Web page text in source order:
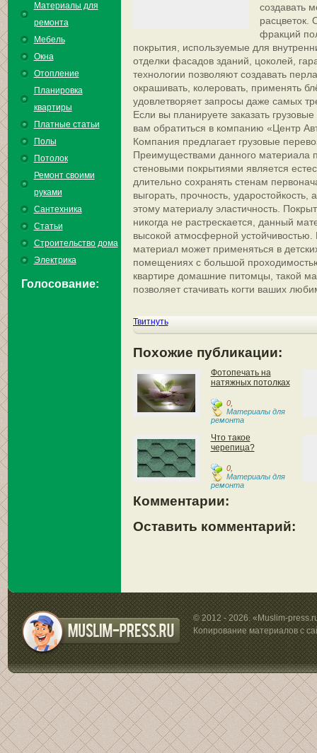
Материалы для
ремонта
Мебель
Окна
Отопление
Планировка
квартиры
Платные статьи
Полы
Потолок
Ремонт своими
руками
Сантехника
Статьи
Строительство дома
Электрика
Голосование:
создавать
расцветок.
фракций
покрытия, используемые для
отделки фасадов зданий, цоколей,
технологии позволяют создавать
окрашивать, колеровать, применять
удовлетворяет запросы даже самых
Если вы планируете заказать
вам обратиться в компанию «Центр
Компания предлагает грузовые
Преимуществами данного материала
стеновыми покрытиями является
длительно сохранять стенам
выгорать, прочность,
этому материалу эластичность.
никогда не растрескается, данный
высокой атмосферной устойчивостью.
материал может применяться в
помещениях с большой
квартире домашние питомцы, такой
позволяет стачивать когти ваших
Твитнуть
Похожие публикации:
Фотопечать на
натяжных потолках
0,
Материалы для
ремонта
Что такое
черепица?
0,
Материалы для
ремонта
Комментарии:
Оставить комментарий:
© 2012 - 2026. «Muslim-
Копирование материалов с